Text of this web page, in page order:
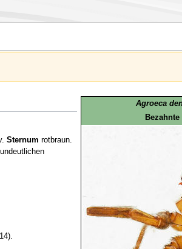
Agroeca
Sternum rotbraun.
.